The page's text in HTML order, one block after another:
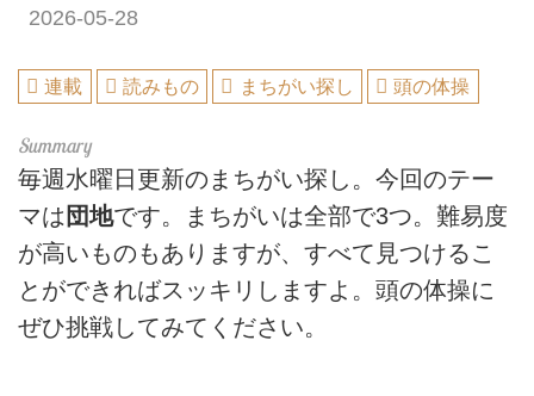
2026-05-28
連載 読みもの まちがい探し 頭の体操
毎週水曜日更新のまちがい探し。今回のテー
マは 団地です。まちがいは全部で3つ。難易度
が高いものもありますが、すべて見つけるこ
とができればスッキリしますよ。頭の体操に
ぜひ挑戦してみてください。